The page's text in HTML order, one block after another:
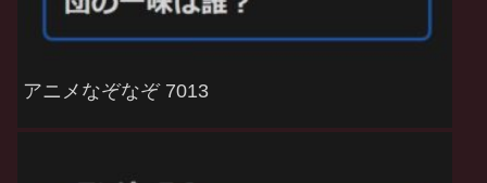
アニメなぞなぞ 7013